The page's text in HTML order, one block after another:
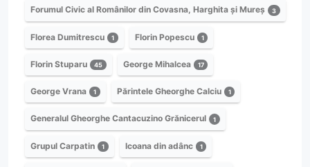
Forumul Civic al Românilor din Covasna, Harghita și Mureș 3
Florea Dumitrescu 1 Florin Popescu 1
Florin Stuparu 45 George Mihalcea 17
George Vrana 1 Părintele Gheorghe Calciu 1
Generalul Gheorghe Cantacuzino Grănicerul 1
Grupul Carpatin 1 Icoana din adânc 1